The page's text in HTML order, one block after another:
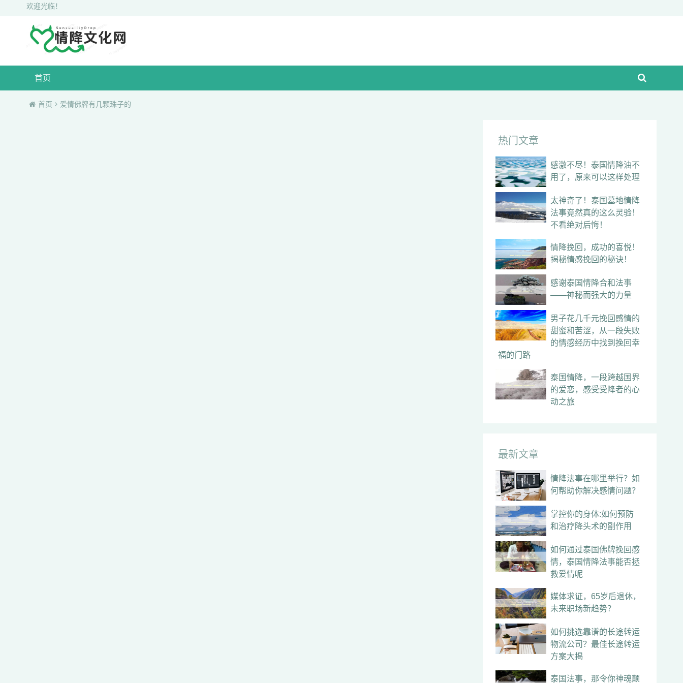
欢迎光临！
首页
首页 爱情佛牌有几颗珠子的
热门文章
感激不尽！泰国情降油不
用了，原来可以这样处理
太神奇了！泰国墓地情降
法事竟然真的这么灵验！
不看绝对后悔！
情降挽回，成功的喜悦！
揭秘情感挽回的秘诀！
感谢泰国情降合和法事
——神秘而强大的力量
男子花几千元挽回感情的
甜蜜和苦涩，从一段失败
的情感经历中找到挽回幸
福的门路
泰国情降，一段跨越国界
的爱恋，感受受降者的心
动之旅
最新文章
情降法事在哪里举行？如
何帮助你解决感情问题？
掌控你的身体:如何预防
和治疗降头术的副作用
如何通过泰国佛牌挽回感
情，泰国情降法事能否拯
救爱情呢
媒体求证，65岁后退休，
未来职场新趋势？
如何挑选靠谱的长途转运
物流公司？最佳长途转运
方案大揭
泰国法事，那令你神魂颠